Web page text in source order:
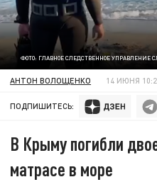
ФОТО: ГЛАВНОЕ СЛЕДСТВЕННОЕ УПРАВЛЕНИЕ
АНТОН ВОЛОЩЕНКО 14 ИЮНЯ
ПОДПИШИТЕСЬ:
В Крыму погибли
матрасе в море